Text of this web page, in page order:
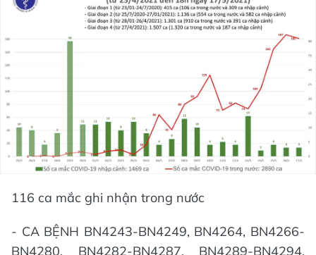
116 ca mắc ghi nhận trong nước
- CA BỆNH BN4243-BN4249, BN4264, BN4266-
BN4280, BN4282-BN4287, BN4289-BN4294,